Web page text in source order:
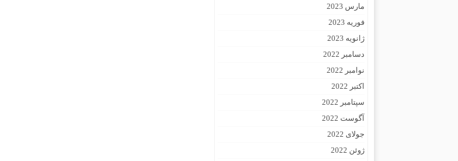
مارس 2023
فوریه 2023
ژانویه 2023
دسامبر 2022
نوامبر 2022
اکتبر 2022
سپتامبر 2022
آگوست 2022
جولای 2022
ژوئن 2022